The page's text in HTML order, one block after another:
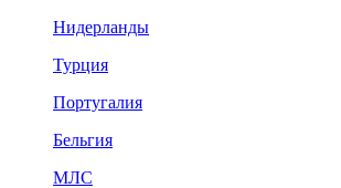
Нидерланды
Турция
Португалия
Бельгия
МЛС